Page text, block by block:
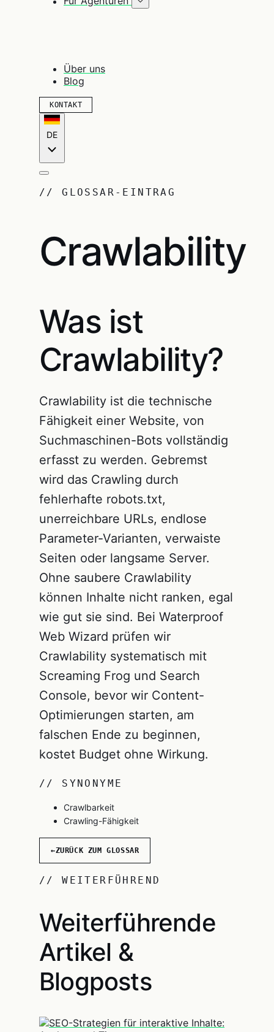
Über uns
Blog
KONTAKT
DE
// GLOSSAR-EINTRAG
Crawlability
Was ist
Crawlability?
Crawlability ist die technische
Fähigkeit einer Website, von
Suchmaschinen-Bots vollständig
erfasst zu werden. Gebremst
wird das Crawling durch
fehlerhafte robots.txt,
unerreichbare URLs, endlose
Parameter-Varianten, verwaiste
Seiten oder langsame Server.
Ohne saubere Crawlability
können Inhalte nicht ranken, egal
wie gut sie sind. Bei Waterproof
Web Wizard prüfen wir
Crawlability systematisch mit
Screaming Frog und Search
Console, bevor wir Content-
Optimierungen starten, am
falschen Ende zu beginnen,
kostet Budget ohne Wirkung.
// SYNONYME
Crawlbarkeit
Crawling-Fähigkeit
←ZURÜCK ZUM GLOSSAR
// WEITERFÜHREND
Weiterführende
Artikel &
Blogposts